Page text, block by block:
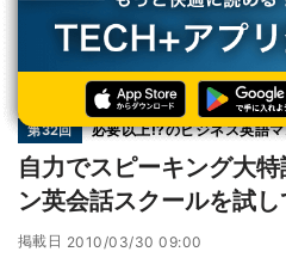
TECH+ 企業IT
企業動向
自力でスピーキング大特訓(5) - 激安オン
第32回 必要以上!?のビジネス英語
自力でスピーキング大
ン英会話スクールを試し
掲載日 2010/03/30 09:00